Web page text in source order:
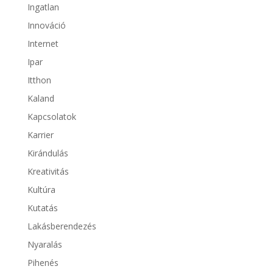
Ingatlan
Innováció
Internet
Ipar
Itthon
Kaland
Kapcsolatok
Karrier
Kirándulás
Kreativitás
Kultúra
Kutatás
Lakásberendezés
Nyaralás
Pihenés